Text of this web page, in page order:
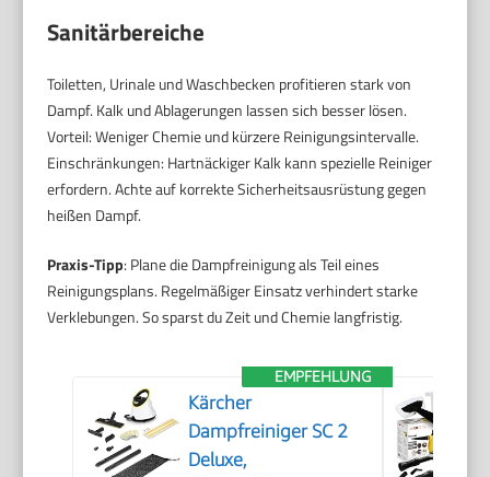
Sanitärbereiche
Toiletten, Urinale und Waschbecken profitieren stark von
Dampf. Kalk und Ablagerungen lassen sich besser lösen.
Vorteil: Weniger Chemie und kürzere Reinigungsintervalle.
Einschränkungen: Hartnäckiger Kalk kann spezielle Reiniger
erfordern. Achte auf korrekte Sicherheitsausrüstung gegen
heißen Dampf.
Praxis-Tipp: Plane die Dampfreinigung als Teil eines
Reinigungsplans. Regelmäßiger Einsatz verhindert starke
Verklebungen. So sparst du Zeit und Chemie langfristig.
EMPFEHLUNG
Kärcher
Dampfreiniger SC 2
Deluxe,